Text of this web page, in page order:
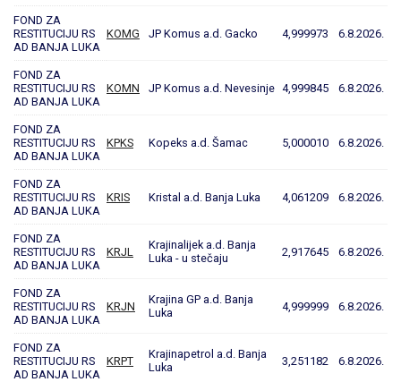
FOND ZA
RESTITUCIJU RS
AD BANJA LUKA
KOMG JP Komus a.d. Gacko 4,999973 6.8.2026.
FOND ZA
RESTITUCIJU RS
AD BANJA LUKA
KOMN JP Komus a.d. Nevesinje 4,999845 6.8.2026.
FOND ZA
RESTITUCIJU RS
AD BANJA LUKA
KPKS Kopeks a.d. Šamac 5,000010 6.8.2026.
FOND ZA
RESTITUCIJU RS
AD BANJA LUKA
KRIS Kristal a.d. Banja Luka 4,061209 6.8.2026.
FOND ZA
RESTITUCIJU RS
AD BANJA LUKA
KRJL
Krajinalijek a.d. Banja
Luka - u stečaju
2,917645 6.8.2026.
FOND ZA
RESTITUCIJU RS
AD BANJA LUKA
KRJN
Krajina GP a.d. Banja
Luka
4,999999 6.8.2026.
FOND ZA
RESTITUCIJU RS
AD BANJA LUKA
KRPT
Krajinapetrol a.d. Banja
Luka
3,251182 6.8.2026.